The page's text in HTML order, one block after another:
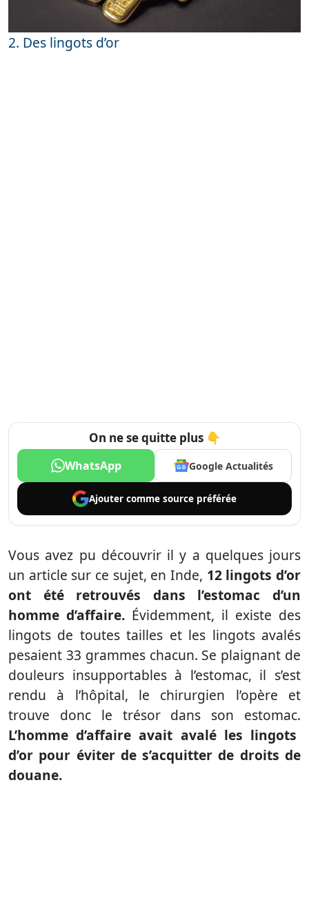
2. Des lingots d’or
On ne se quitte plus 👇
WhatsApp Google Actualités
Ajouter comme source préférée
Vous avez pu découvrir il y a quelques jours
un article sur ce sujet, en Inde, 12 lingots d’or
ont été retrouvés dans l’estomac d’un
homme d’affaire. Évidemment, il existe des
lingots de toutes tailles et les lingots avalés
pesaient 33 grammes chacun. Se plaignant de
douleurs insupportables à l’estomac, il s’est
rendu à l’hôpital, le chirurgien l’opère et
trouve donc le trésor dans son estomac.
L’homme d’affaire avait avalé les lingots
d’or pour éviter de s’acquitter de droits de
douane.